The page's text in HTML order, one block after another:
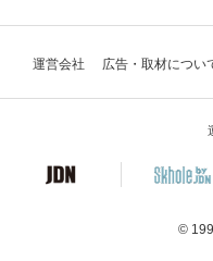
運営会社 広告・取材につい
©